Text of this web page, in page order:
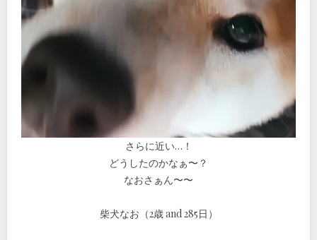
さらに近い…！
どうしたのかなぁ〜？
なおさぁん〜〜
柴犬なお（2歳 and 285日）